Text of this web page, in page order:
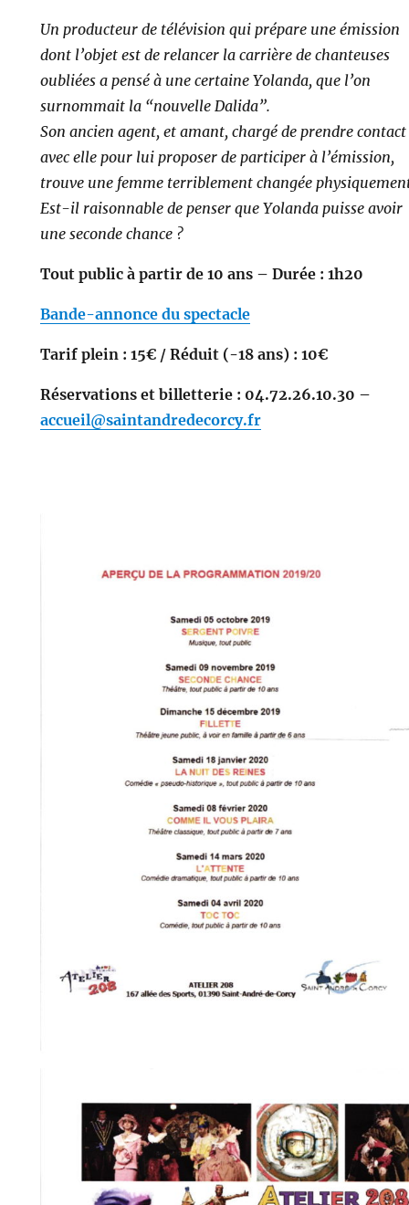
Un producteur de télévision qui prépare une émission
dont l’objet est de relancer la carrière de chanteuses
oubliées a pensé à une certaine Yolanda, que l’on
surnommait la “nouvelle Dalida”.
Son ancien agent, et amant, chargé de prendre contact
avec elle pour lui proposer de participer à l’émission,
trouve une femme terriblement changée
Est-il raisonnable de penser que Yolanda puisse avoir
une seconde chance ?
Tout public à partir de 10 ans – Durée : 1h20
Bande-annonce du spectacle
Tarif plein : 15€ / Réduit (-18 ans) : 10€
Réservations et billetterie : 04.72.26.10.30 –
accueil@saintandredecorcy.fr